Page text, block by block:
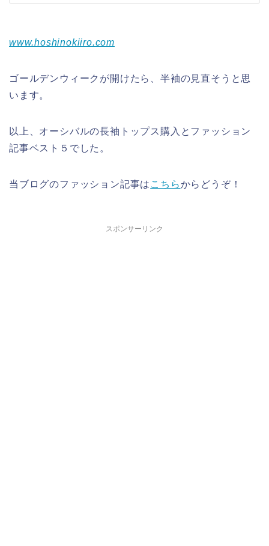
www.hoshinokiiro.com
ゴールデンウィークが開けたら、半袖の見直そうと思
います。
以上、オーシバルの長袖トップス購入とファッション
記事ベスト５でした。
当ブログのファッション記事は こちらからどうぞ！
スポンサーリンク